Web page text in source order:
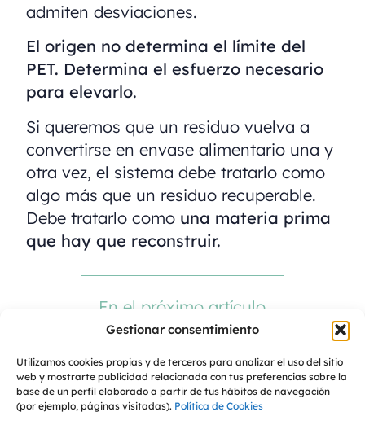
Gestionar consentimiento
Utilizamos cookies propias y de terceros para analizar el uso del sitio
web y mostrarte publicidad relacionada con tus preferencias sobre la
base de un perfil elaborado a partir de tus hábitos de navegación
(por ejemplo, páginas visitadas). Política de Cookies
admiten desviaciones.
El origen no determina el límite del
PET. Determina el esfuerzo necesario
para elevarlo.
Si queremos que un residuo vuelva a
convertirse en envase alimentario una y
otra vez, el sistema debe tratarlo como
algo más que un residuo recuperable.
Debe tratarlo como una materia prima
que hay que reconstruir.
En el próximo artículo
abordaremos el papel
separación y
clasificación: hasta